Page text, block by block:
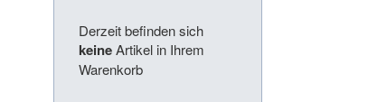
Derzeit befinden sich
keineArtikel in Ihrem
Warenkorb